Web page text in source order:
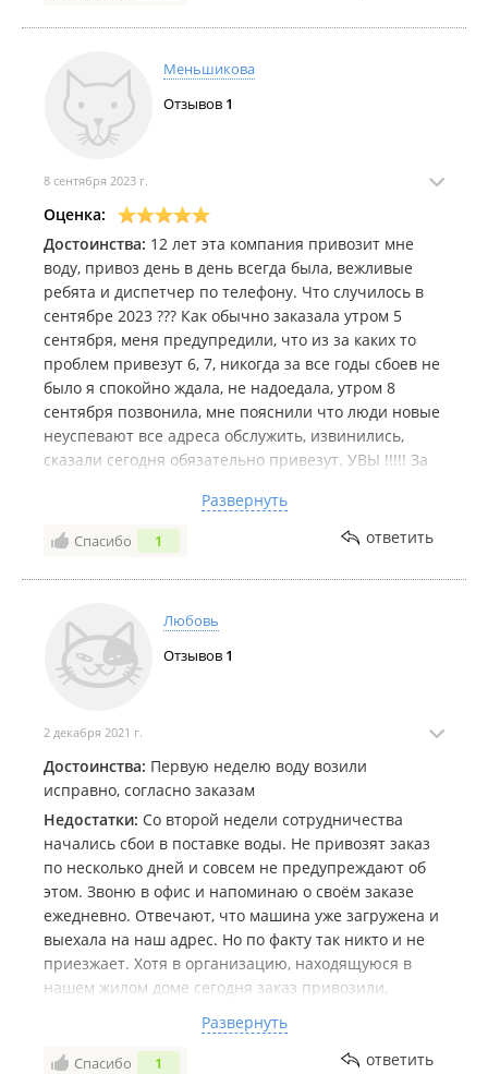
Меньшикова
Отзывов 1
8 сентября 2023 г.
Оценка:
Достоинства: 12 лет эта компания привозит мне
воду, привоз день в день всегда была, вежливые
ребята и диспетчер по телефону. Что случилось в
сентябре 2023 ??? Как обычно заказала утром 5
сентября, меня предупредили, что из за каких то
проблем привезут 6, 7, никогда за все годы сбоев не
было я спокойно ждала, не надоедала, утром 8
сентября позвонила, мне пояснили что люди новые
неуспевают все адреса обслужить, извинились,
сказали сегодня обязательно привезут. УВЫ !!!!! За
пятилитровки и заполнять куллер не выгодно и
дороже, я травмированная не могу носить
пятилитровку в руках из магазина домой. Очень
расстроена, нравилась эта компания.
Развернуть
Спасибо 1 ответить
Любовь
Отзывов 1
2 декабря 2021 г.
Достоинства: Первую неделю воду возили
исправно, согласно заказам
Недостатки: Со второй недели сотрудничества
начались сбои в поставке воды. Не привозят заказ
по несколько дней и совсем не предупреждают об
этом. Звоню в офис и напоминаю о своём заказе
ежедневно. Отвечают, что машина уже загружена и
выехала на наш адрес. Но по факту так никто и не
приезжает. Хотя в организацию, находящуюся в
нашем жилом доме сегодня заказ привозили,
повторно, сказали: «Ожидайте, сегодня привезём».
Никто не приехал. Безответственное отношение к
Развернуть
Спасибо 1 ответить